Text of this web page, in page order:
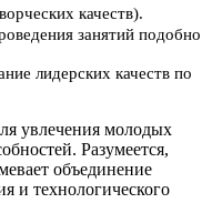
качеств).
занятий подобно
лидерских качеств по
увлечения молодых
Разумеется,
объединение
и технологического